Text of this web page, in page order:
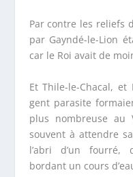
Par contre les reliefs
par Gayndé-le-Lion
car le Roi avait de
Et Thile-le-Chacal, et
gent parasite
plus nombreuse
souvent à attendre
l’abri d’un fourré,
bordant un cours